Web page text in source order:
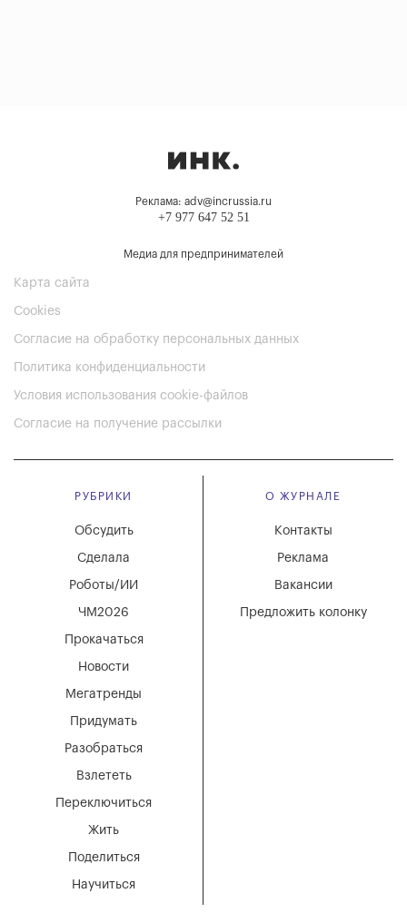
Реклама: adv@incrussia.ru
+7 977 647 52 51
Медиа для предпринимателей
Карта сайта
Cookies
Согласие на обработку персональных данных
Политика конфиденциальности
Условия использования cookie-файлов
Согласие на получение рассылки
РУБРИКИ
Мегатренды
Придумать
Разобраться
Взлететь
Новости
Переключиться
Жить
Поделиться
Научиться
Обсудить
Сделала
Роботы/ИИ
ЧМ2026
Прокачаться
О ЖУРНАЛЕ
Вакансии
Реклама
Контакты
Предложить колонку